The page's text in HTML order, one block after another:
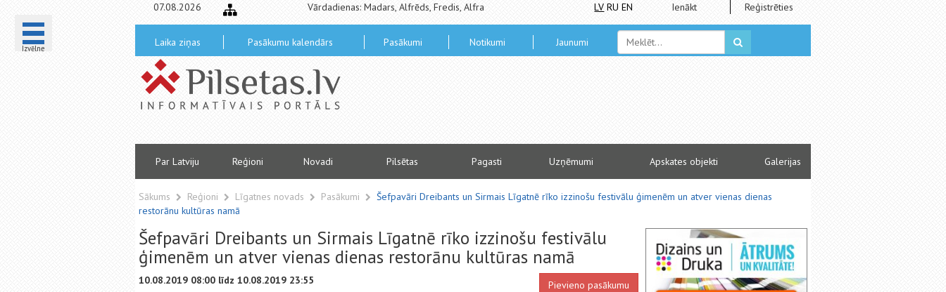
Izvēlne
07.08.2026 Vārdadienas: Madars, Alfrēds, Fredis, Alfra LV RU EN Ienākt Reģistrēties
Laika ziņas Pasākumu kalendārs Pasākumi Notikumi Jaunumi
Par Latviju Reģioni Novadi Pilsētas Pagasti Uzņēmumi Apskates objekti Galerijas
Sākums Reģioni Līgatnes novads Pasākumi
Šefpavāri Dreibants un Sirmais Līgatnē rīko izzinošu festivālu ģimenēm un atver vienas dienas
restorānu kultūras namā
Šefpavāri Dreibants un Sirmais Līgatnē rīko izzinošu festivālu
ģimenēm un atver vienas dienas restorānu kultūras namā
10.08.2019 08:00 līdz 10.08.2019 23:55 Pievieno pasākumu